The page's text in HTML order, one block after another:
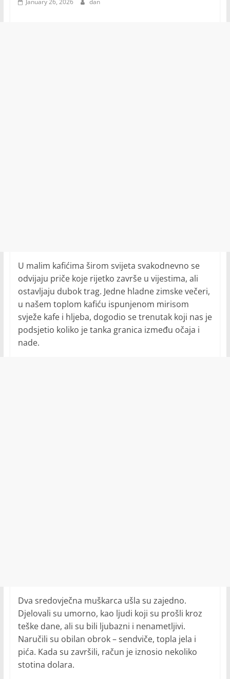
January 26, 2026 dan
U malim kafićima širom svijeta svakodnevno se
odvijaju priče koje rijetko završe u vijestima, ali
ostavljaju dubok trag. Jedne hladne zimske večeri,
u našem toplom kafiću ispunjenom mirisom
svježe kafe i hljeba, dogodio se trenutak koji nas je
podsjetio koliko je tanka granica između očaja i
nade.
Dva sredovječna muškarca ušla su zajedno.
Djelovali su umorno, kao ljudi koji su prošli kroz
teške dane, ali su bili ljubazni i nenametljivi.
Naručili su obilan obrok – sendviče, topla jela i
pića. Kada su završili, račun je iznosio nekoliko
stotina dolara.